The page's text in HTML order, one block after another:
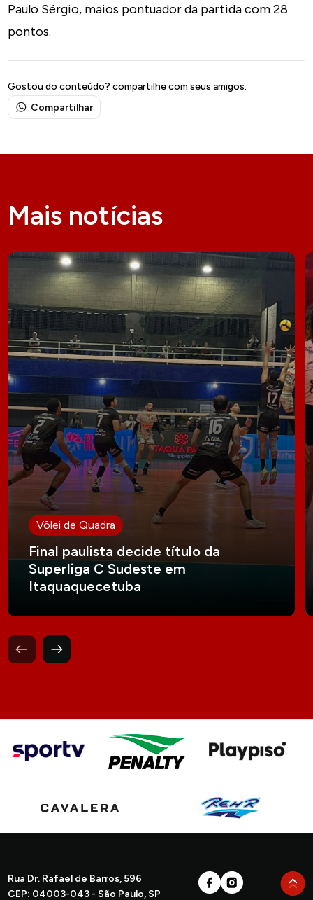
Paulo Sérgio, maios pontuador da partida com 28
pontos.
Gostou do conteúdo? compartilhe com seus amigos.
Compartilhar
Mais notícias
Vôlei de Quadra
Final paulista decide título da
Superliga C Sudeste em
Itaquaquecetuba
Rua Dr. Rafael de Barros, 596
CEP: 04003-043 - São Paulo, SP